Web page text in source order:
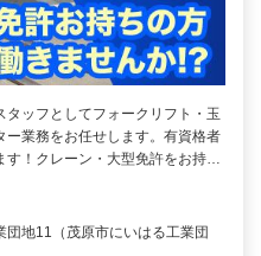
タッフとしてフォークリフト・玉
ー業務をお任せします。有資格者
！クレーン・大型免許をお持…
団地11（茂原市にいはる工業団